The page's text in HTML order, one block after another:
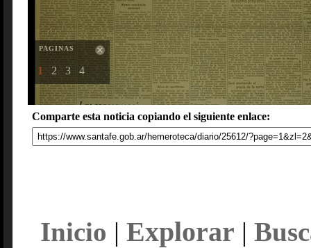
PAGINAS
1 2 3 4
Comparte esta noticia copiando el siguiente enlace:
Inicio | Explorar |